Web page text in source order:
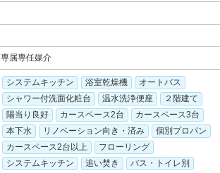
専属専任媒介
システムキッチン 浴室乾燥機
オートバス
シャワー付洗面化粧台
温水洗浄便座
２階建て
陽当り良好
カースペース2台
カースペース3台
本下水
リノベーション向き・済み
個別プロパン
カースペース2台以上
フローリング
システムキッチン
追い焚き
バス・トイレ別